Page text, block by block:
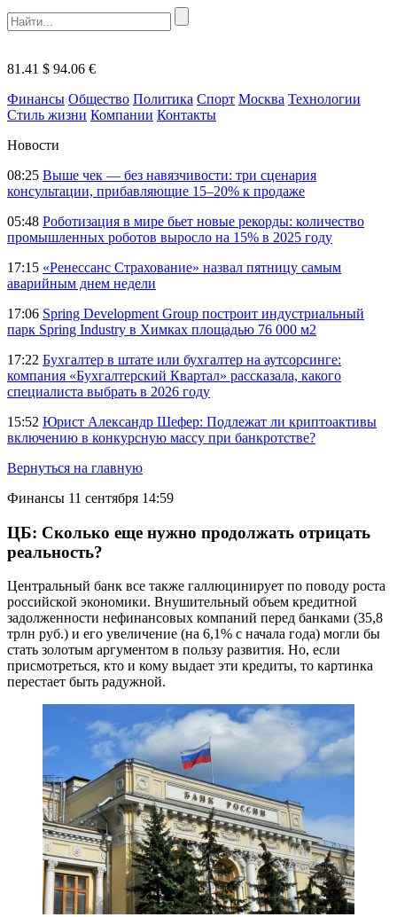
81.41 $ 94.06 €
Финансы Общество Политика Спорт Москва Технологии
Стиль жизни Компании Контакты
Новости
08:25 Выше чек — без навязчивости: три сценария
консультации, прибавляющие 15–20% к продаже
05:48 Роботизация в мире бьет новые рекорды: количество
промышленных роботов выросло на 15% в 2025 году
17:15 «Ренессанс Страхование» назвал пятницу самым
аварийным днем недели
17:06 Spring Development Group построит индустриальный
парк Spring Industry в Химках площадью 76 000 м2
17:22 Бухгалтер в штате или бухгалтер на аутсорсинге:
компания «Бухгалтерский Квартал» рассказала, какого
специалиста выбрать в 2026 году
15:52 Юрист Александр Шефер: Подлежат ли криптоактивы
включению в конкурсную массу при банкротстве?
Вернуться на главную
Финансы 11 сентября 14:59
ЦБ: Сколько еще нужно продолжать отрицать
реальность?
Центральный банк все также галлюцинирует по поводу роста
российской экономики. Внушительный объем кредитной
задолженности нефинансовых компаний перед банками (35,8
трлн руб.) и его увеличение (на 6,1% с начала года) могли бы
стать золотым аргументом в пользу развития. Но, если
присмотреться, кто и кому выдает эти кредиты, то картинка
перестает быть радужной.